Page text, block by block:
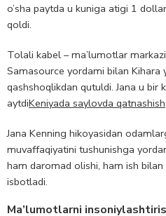
o’sha paytda u kuniga atigi 1
qoldi.
Tolali kabel – ma’lumotlar
Samasource yordami bilan Kihara
qashshoqlikdan qutuldi. Jana u bir
aytdiKeniyada saylovda qatnashish.
Jana Kenning hikoyasidan
muvaffaqiyatini tushunishga
ham daromad olishi, ham ish
isbotladi.
Ma’lumotlarni